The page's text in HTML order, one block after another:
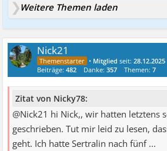
Weitere Themen laden
Nick21
• Mitglied seit:28.12.2025
Beiträge:482 Danke:357 Themen:7
Zitat von Nicky78:
@Nick21 hi Nick,, wir hatten letztens
geschrieben. Tut mir leid zu lesen,
geht. Ich hatte Sertralin nach fünf ...